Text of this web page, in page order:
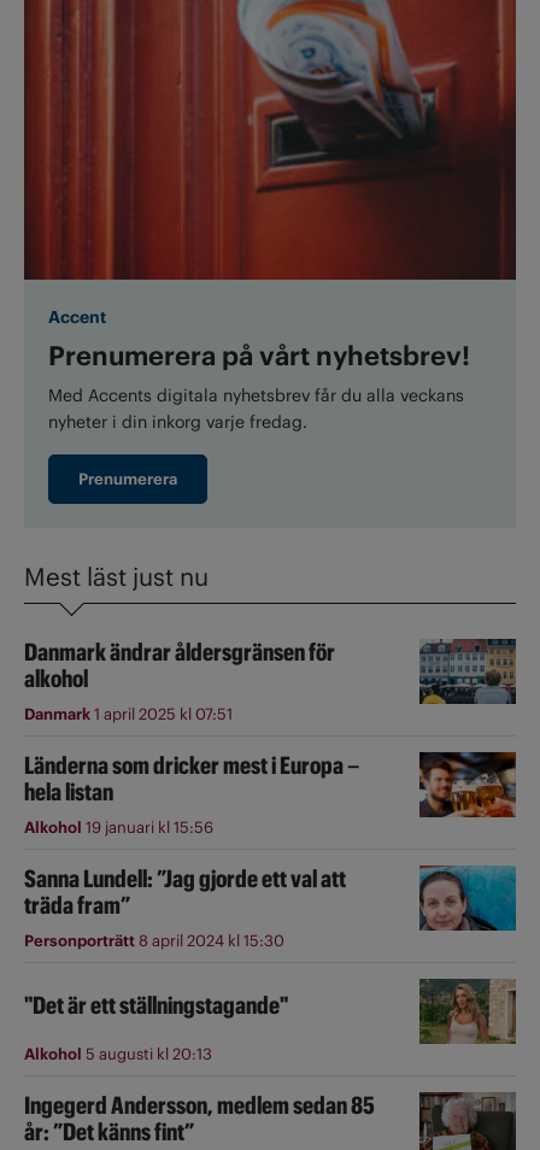
Accent
Prenumerera på vårt nyhetsbrev!
Med Accents digitala nyhetsbrev får du alla veckans
nyheter i din inkorg varje fredag.
Prenumerera
Mest läst just nu
Danmark ändrar åldersgränsen för
alkohol
Danmark1 april 2025 kl 07:51
Länderna som dricker mest i Europa –
hela listan
Alkohol 19 januari kl 15:56
Sanna Lundell: ”Jag gjorde ett val att
träda fram”
Personporträtt8 april 2024 kl 15:30
"Det är ett ställningstagande"
Alkohol 5 augusti kl 20:13
Ingegerd Andersson, medlem sedan 85
år: ”Det känns fint”